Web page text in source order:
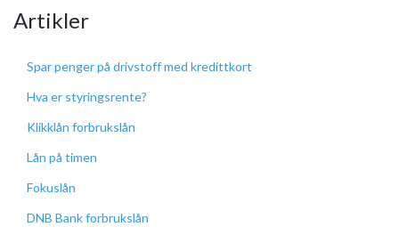
Artikler
Spar penger på drivstoff med kredittkort
Hva er styringsrente?
Klikklån forbrukslån
Lån på timen
Fokuslån
DNB Bank forbrukslån